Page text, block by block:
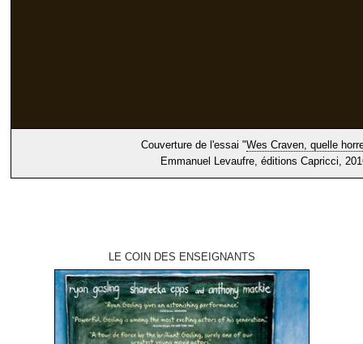
Couverture de l'essai "Wes Craven, quelle
Emmanuel Levaufre, éditions Capricci,
LE COIN DES ENSEIGNANTS